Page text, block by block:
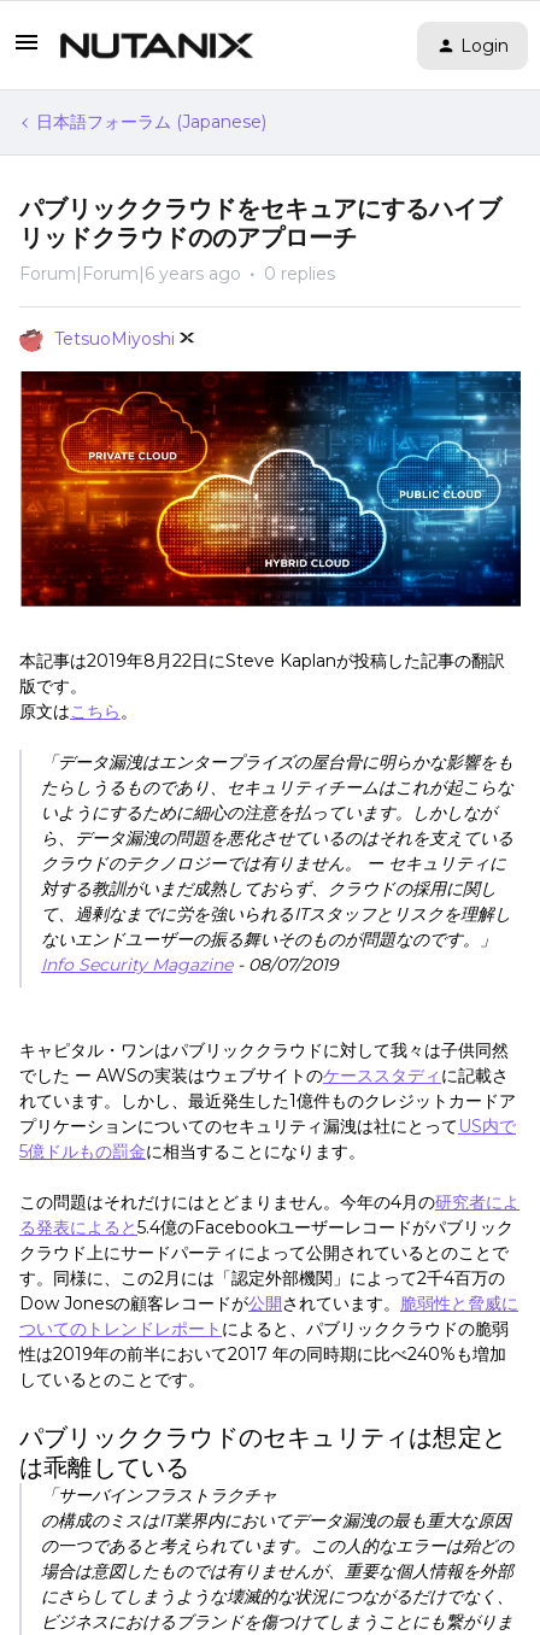
Login
日本語フォーラム (Japanese)
パブリッククラウドをセキュアにするハイブ
リッドクラウドののアプローチ
Forum|Forum|6 years ago 0 replies
TetsuoMiyoshi
本記事は2019年8月22日にSteve Kaplanが投稿した記事の翻訳
版です。
原文はこちら。
「データ漏洩はエンタープライズの屋台骨に明らかな影響をも
たらしうるものであり、セキュリティチームはこれが起こらな
いようにするために細心の注意を払っています。しかしなが
ら、データ漏洩の問題を悪化させているのはそれを支えている
クラウドのテクノロジーでは有りません。 ー セキュリティに
対する教訓がいまだ成熟しておらず、クラウドの採用に関し
て、過剰なまでに労を強いられるITスタッフとリスクを理解し
ないエンドユーザーの振る舞いそのものが問題なのです。」
Info Security Magazine- 08/07/2019
キャピタル・ワンはパブリッククラウドに対して我々は子供同然
でした ー AWSの実装はウェブサイトのケーススタディ に記載さ
れています。しかし、最近発生した1億件ものクレジットカードア
プリケーションについてのセキュリティ漏洩は社にとってUS内で
5億ドルもの罰金に相当することになります。
この問題はそれだけにはとどまりません。今年の4月の研究者によ
る発表によると5.4億のFacebookユーザーレコードがパブリック
クラウド上にサードパーティによって公開されているとのことで
す。同様に、この2月には「認定外部機関」によって2千4百万の
Dow Jonesの顧客レコードが公開されています。 脆弱性と脅威に
ついてのトレンドレポート によると、パブリッククラウドの脆弱
性は2019年の前半において2017 年の同時期に比べ240%も増加
しているとのことです。
パブリッククラウドのセキュリティは想定と
は乖離している
「サーバインフラストラクチャ
の構成のミスはIT業界内においてデータ漏洩の最も重大な原因
の一つであると考えられています。この人的なエラーは殆どの
場合は意図したものでは有りませんが、重要な個人情報を外部
にさらしてしまうような壊滅的な状況につながるだけでなく、
ビジネスにおけるブランドを傷つけてしまうことにも繋がりま